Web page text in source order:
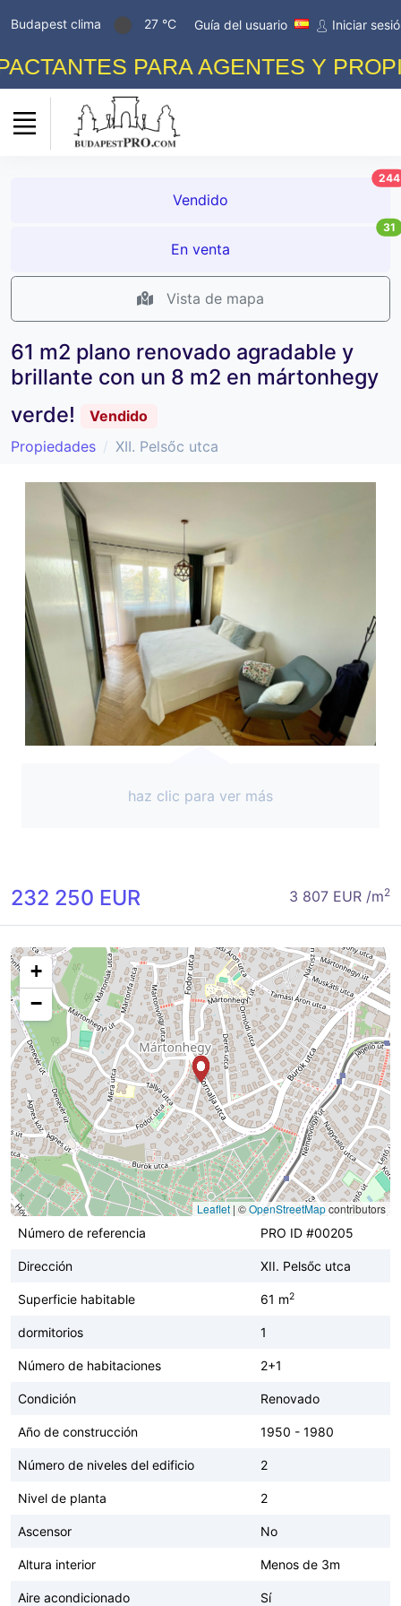
Budapest clima 27 °C Guía del usuario Iniciar
PARA AGENTES Y
Vendido
244
En venta
31
Vista de mapa
61 m2 plano renovado agradable y
brillante con un 8 m2 en mártonhegy
verde!
Vendido
Propiedades
XII. Pelsőc utca
haz clic para ver más
232 250 EUR 3 807 EUR /m2
+
−
Leaflet | ©OpenStreetMapcontributors
Número de referencia
PRO ID #00205
Dirección XII. Pelsőc utca
Superficie habitable 61 m2
dormitorios 1
Número de habitaciones 2+1
Condición Renovado
Año de construcción 1950 - 1980
Número de niveles del edificio 2
Nivel de planta 2
Ascensor No
Altura interior Menos de 3m
Aire acondicionado Sí